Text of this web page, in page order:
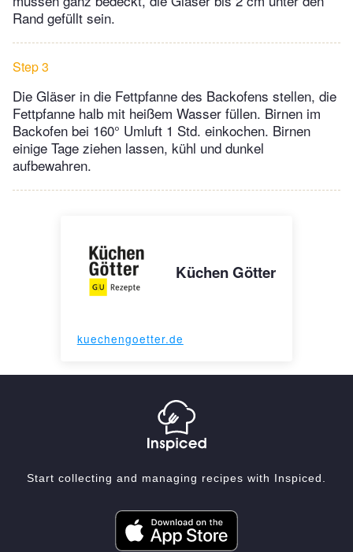
Rand gefüllt sein.
Step 3
Die Gläser in die Fettpfanne des Backofens stellen, die
Fettpfanne halb mit heißem Wasser füllen. Birnen im
Backofen bei 160° Umluft 1 Std. einkochen. Birnen
einige Tage ziehen lassen, kühl und dunkel
aufbewahren.
Küchen Götter
kuechengoetter.de
Start collecting and managing recipes with Inspiced.